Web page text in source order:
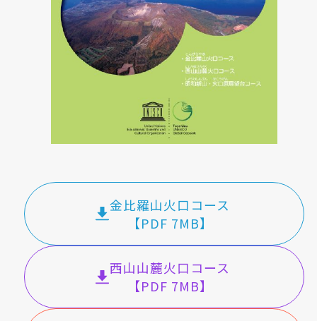
金比羅山火口コース
【PDF 7MB】
西山山麓火口コース
【PDF 7MB】